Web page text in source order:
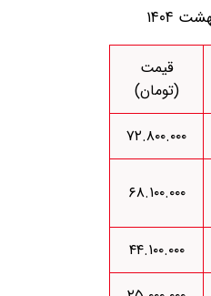
قیمت
(تومان)
۷۲.۸۰۰.۰۰۰
۶۸.۱۰۰.۰۰۰
۴۴.۱۰۰.۰۰۰